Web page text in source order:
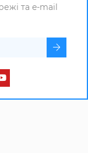
та e-mail